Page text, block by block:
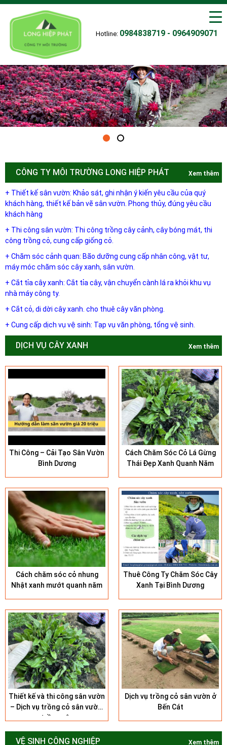
Hotline: 0984838719 - 0964909071
CÔNG TY MÔI TRƯỜNG LONG HIỆP PHÁT Xem thêm
+ Thiết kế sân vườn: Khảo sát, ghi nhận ý kiến yêu cầu của quý
khách hàng, thiết kế bản vẽ sân vườn. Phong thủy, đúng yêu cầu
khách hàng
+ Thi công sân vườn: Thi công trồng cây cảnh, cây bóng mát, thi
công trồng cỏ, cung cấp giống cỏ.
+ Chăm sóc cảnh quan: Bão dưỡng cung cấp nhân công, vật tư,
máy móc chăm sóc cây xanh, sân vườn.
+ Cắt tỉa cây xanh: Cắt tỉa cây, vận chuyển cành lá ra khỏi khu vụ
nhà máy công ty.
+ Cắt cỏ, di dời cây xanh. cho thuê cây văn phòng.
+ Cung cấp dịch vụ vệ sinh: Tạp vụ văn phòng, tổng vệ sinh.
DỊCH VỤ CÂY XANH Xem thêm
Thi Công – Cải Tạo Sân Vườn
Bình Dương
Cách Chăm Sóc Cỏ Lá Gừng
Thái Đẹp Xanh Quanh Năm
Cách chăm sóc cỏ nhung
Nhật xanh mướt quanh năm
Thuê Công Ty Chăm Sóc Cây
Xanh Tại Bình Dương
Thiết kế và thi công sân vườn
– Dịch vụ trồng cỏ sân vườn,
trồng cây
Dịch vụ trồng cỏ sân vườn ở
Bến Cát
VỆ SINH CÔNG NGHIỆP Xem thêm